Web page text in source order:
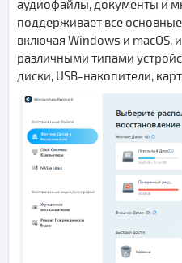
аудиофайлы, документы и
поддерживает все
включая Windows и macOS,
различными типами
диски, USB-накопители,